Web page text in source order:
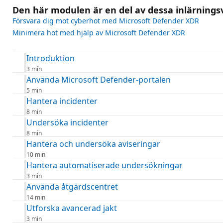
Den här modulen är en del av dessa
Försvara dig mot cyberhot med Microsoft Defender XDR
Minimera hot med hjälp av Microsoft Defender XDR
Introduktion
3 min
Använda Microsoft Defender-portalen
5 min
Hantera incidenter
8 min
Undersöka incidenter
8 min
Hantera och undersöka aviseringar
10 min
Hantera automatiserade undersökningar
3 min
Använda åtgärdscentret
14 min
Utforska avancerad jakt
3 min